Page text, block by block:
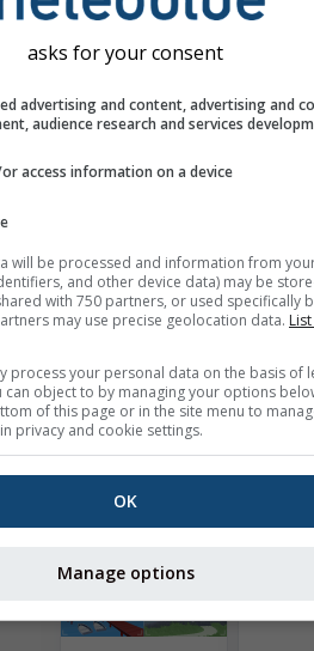
Wir geben Ihre E-Mail-Adresse
Datenschutzrichtlinie
Diensten verwendbar sein.
Wetterkarten
asks for your consent
advertising and content, advertising and
audience research and services
access information on a device
will be processed and information from
and other device data) may be
with 750 partners, or used specifically
may use precise geolocation data.
process your personal data on the basis of
can object to by managing your options
of this page or in the site menu to
privacy and cookie settings.
OK
Manage options